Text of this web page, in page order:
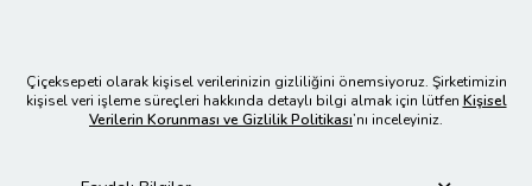
Çiçeksepeti olarak kişisel verilerinizin gizliliğini önemsiyoruz. Şirketimizin
kişisel veri işleme süreçleri hakkında detaylı bilgi almak için lütfen Kişisel
Verilerin Korunması ve Gizlilik Politikası’nı inceleyiniz.